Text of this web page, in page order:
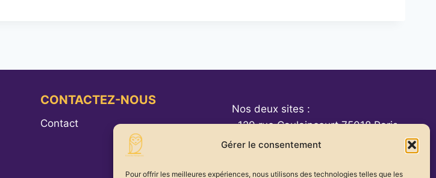
Gérer le consentement
Pour offrir les meilleures expériences, nous utilisons des technologies telles que les
CONTACTEZ-NOUS
Contact
Nos deux sites :
· 129 rue Caulaincourt 75018 Paris
· 15 rue des Longs Prés 92100